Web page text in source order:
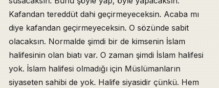
Kafandan tereddüt dahi geçirmeyeceksin. Acaba mı
diye kafandan geçirmeyeceksin. O sözünde sabit
olacaksın. Normalde şimdi bir de kimsenin İslam
halifesinin olan biatı var. O zaman şimdi İslam halifesi
yok. İslam halifesi olmadığı için Müslümanların
siyaseten sahibi de yok. Halife siyasidir çünkü. Hem